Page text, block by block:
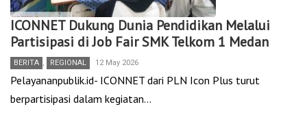
ICONNET Dukung Dunia Pendidikan Melalui
Partisipasi di Job Fair SMK Telkom 1 Medan
BERITA , REGIONAL 12 May 2026
Pelayananpublik.id- ICONNET dari PLN Icon Plus turut
berpartisipasi dalam kegiatan…